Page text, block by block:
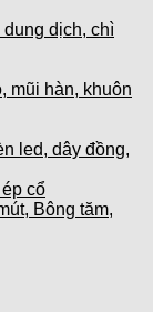
dịch, chì
mũi hàn, khuôn
led, dây đồng,
cổ
Bông tăm,